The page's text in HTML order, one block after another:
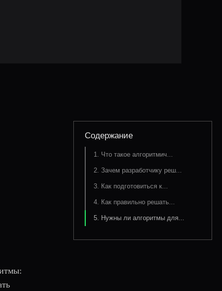
Содержание
1. Что такое алгоритмич...
2. Зачем разработчику реш...
3. Как подготовиться к...
4. Как правильно решать...
5. Нужны ли алгоритмы для...